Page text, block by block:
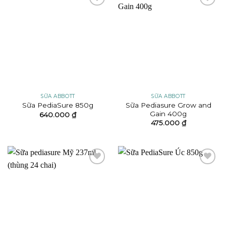
SỮA ABBOTT
Sữa PediaSure 850g
640.000 ₫
SỮA ABBOTT
Sữa Pediasure Grow and
Gain 400g
475.000 ₫